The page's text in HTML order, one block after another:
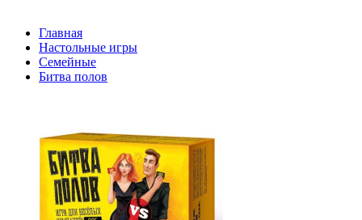
Главная
Настольные игры
Семейные
Битва полов